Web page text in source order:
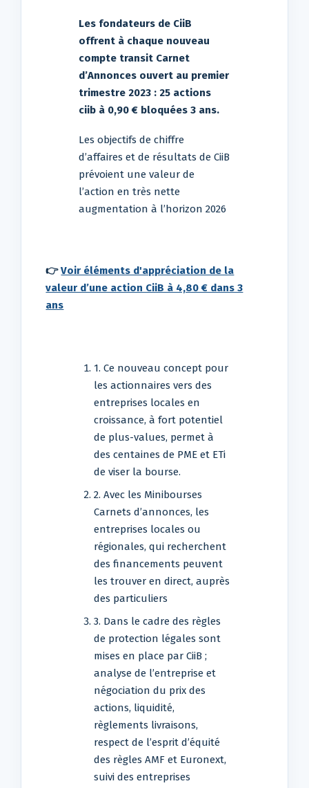
Les fondateurs de CiiB
offrent à chaque nouveau
compte transit Carnet
d’Annonces ouvert au premier
trimestre 2023 : 25 actions
ciib à 0,90 € bloquées 3 ans.
Les objectifs de chiffre
d’affaires et de résultats de CiiB
prévoient une valeur de
l’action en très nette
augmentation à l’horizon 2026
👉Voir éléments d'appréciation de la
valeur d’une action CiiB à 4,80 € dans 3
ans
1. Ce nouveau concept pour
les actionnaires vers des
entreprises locales en
croissance, à fort potentiel
de plus-values, permet à
des centaines de PME et ETi
de viser la bourse.
2. Avec les Minibourses
Carnets d’annonces, les
entreprises locales ou
régionales, qui recherchent
des financements peuvent
les trouver en direct, auprès
des particuliers
3. Dans le cadre des règles
de protection légales sont
mises en place par CiiB ;
analyse de l’entreprise et
négociation du prix des
actions, liquidité,
règlements livraisons,
respect de l’esprit d’équité
des règles AMF et Euronext,
suivi des entreprises